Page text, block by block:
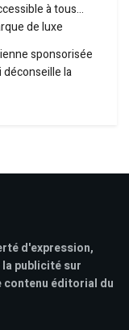
à tous…
de luxe
sponsorisée
la
d'expression,
publicité sur
contenu éditorial du